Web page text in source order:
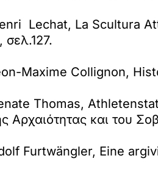
Lechat, La Scultura
σελ.127.
Maxime Collignon,
Thomas,
Αρχαιότητας και του
Furtwängler, Eine